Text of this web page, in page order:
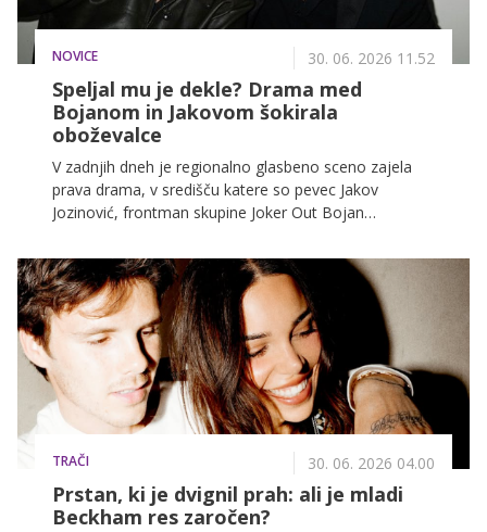
NOVICE 30. 06. 2026 11.52
Speljal mu je dekle? Drama med
Bojanom in Jakovom šokirala
oboževalce
V zadnjih dneh je regionalno glasbeno sceno zajela
prava drama, v središču katere so pevec Jakov
Jozinović, frontman skupine Joker Out Bojan
Ramović. Celotna zgodba se je začela z na videz
nedolžno objavo na Instagramu, nato pa je dobila
povsem novo razsežnost, ko se je oglasil spletni
vplivnež Aleksandar Repić, bolj znan pod vzdevkom
Nepridiprav.
TRAČI 30. 06. 2026 04.00
Prstan, ki je dvignil prah: ali je mladi
Beckham res zaročen?